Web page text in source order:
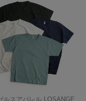
ルスアパレル LOSANGE